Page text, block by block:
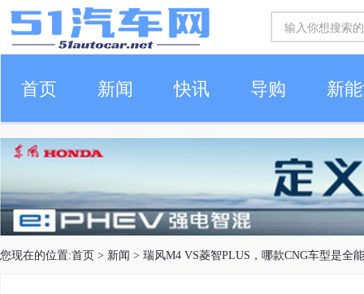
首页 新闻 快讯 导购 新
车生活
您现在的位置:首页 > 新闻 > 瑞风M4 VS菱智PLUS，哪款CNG车型是全